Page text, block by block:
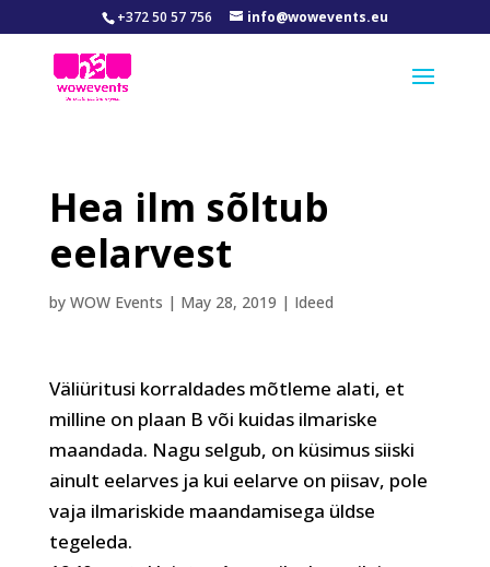
+372 50 57 756 info@wowevents.eu
Hea ilm sõltub
eelarvest
by WOW Events | May 28, 2019 | Ideed
Väliüritusi korraldades mõtleme alati, et
milline on plaan B või kuidas ilmariske
maandada. Nagu selgub, on küsimus siiski
ainult eelarves ja kui eelarve on piisav, pole
vaja ilmariskide maandamisega üldse
tegeleda.